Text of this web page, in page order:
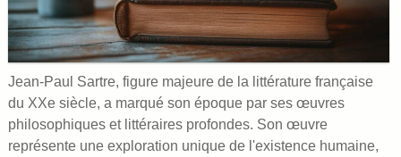
Jean-Paul Sartre, figure majeure de la littérature française
du XXe siècle, a marqué son époque par ses œuvres
philosophiques et littéraires profondes. Son œuvre
représente une exploration unique de l'existence humaine,